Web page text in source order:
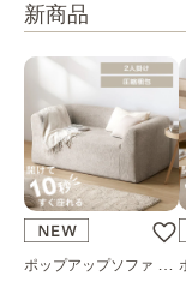
新商品
ポップアップソファ ソ